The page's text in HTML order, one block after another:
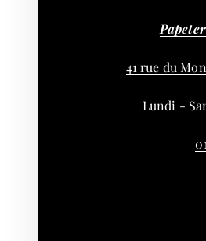
41 rue du
Lundi -